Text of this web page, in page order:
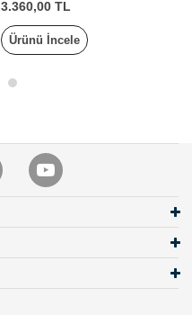
3.360,00 TL
Ürünü İncele